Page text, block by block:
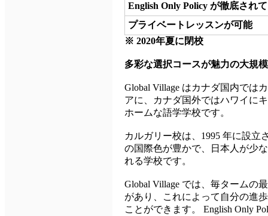
English Only Policy が徹底され
プライベートレッスンが可能
※ 2020年夏に閉校
多彩な選択コースが魅力の大規
Global Village はカナダ国内では
アに、カナダ国外ではハワイに
ホームな語学学校です。
カルガリー校は、1995 年に設立
の国際色が豊かで、日本人が少
れる学校です。
Global Village では、毎タームの
があり、これによって自分の進
ことができます。 English Only